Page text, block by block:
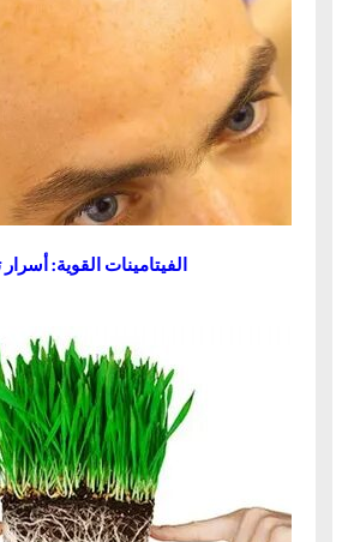
الفيتامينات القوية: